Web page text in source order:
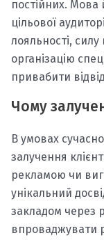
постійних. Мова
цільової
лояльності, силу
організацію
привабити
Чому
В умовах
залучення
рекламою чи
унікальний
закладом через
впроваджувати